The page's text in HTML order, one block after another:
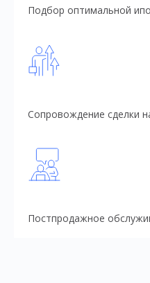
Подбор оптимальной
Сопровождение сделки
Постпродажное